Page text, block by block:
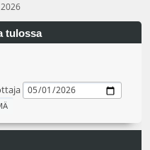
tulossa